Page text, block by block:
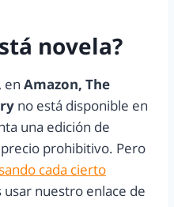
novela?
en Amazon, The
no está disponible en
una edición de
prohibitivo. Pero
cada cierto
usar nuestro enlace de